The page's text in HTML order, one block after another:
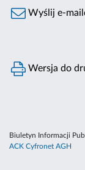
Wyślij e-
Wersja do
Biuletyn Informacji
ACK Cyfronet AGH